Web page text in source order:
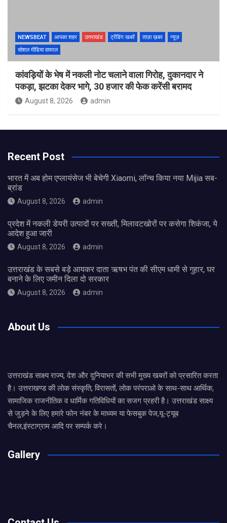
NEWSBEAT आपका शहर उत्तराखंड ट्रेंडिंग खबरें ताज़ा ख़बर
न्यूज़
सोशल मीडिया वायरल
कांवड़ियों के भेष में नकली नोट चलाने वाला गिरोह, दुकानदार ने
पकड़ा, झटका देकर भागे, 30 हजार की फेक करेंसी बरामद
August 8, 2026 admin
Recent Post
भारत में अब होम एप्लायंसेज भी बेचेगी Xiaomi, लॉन्च किया नया Mijia सब-
ब्रांड
August 8, 2026 admin
प्रदेश में नकली डेयरी उत्पादों पर सख्ती, मिलावटखोरों पर कसेगा शिकंजा, ये
आदेश हुआ जारी
August 8, 2026 admin
उत्तराखंड के सबसे बड़े आयकर दाता ऋषभ पंत की सीएम धामी से गुहार, घर
बनाने के लिए जमीन दिला दो सरकार
August 8, 2026 admin
About Us
उत्तराखंड साक्ष्य राज्य, देश और दुनियाभर की सभी मुख्य खबरों को प्रसारित करता
है। उत्तराखण्ड की लोक संस्कृति, विरासतों, लोक परंपराओ के साथ-साथ आर्थिक,
सामाजिक राजनीतिक व धार्मिक गतिविधियों का सजग प्रहरी है। उत्तराखंड साक्ष्य
से जुड़ने के लिए हमारे फोन नंबर के माध्यम या फेसबुक पेज,यू-ट्यूब
चैनल,इंस्टाग्राम आदि पर सम्पर्क करे।
Gallery